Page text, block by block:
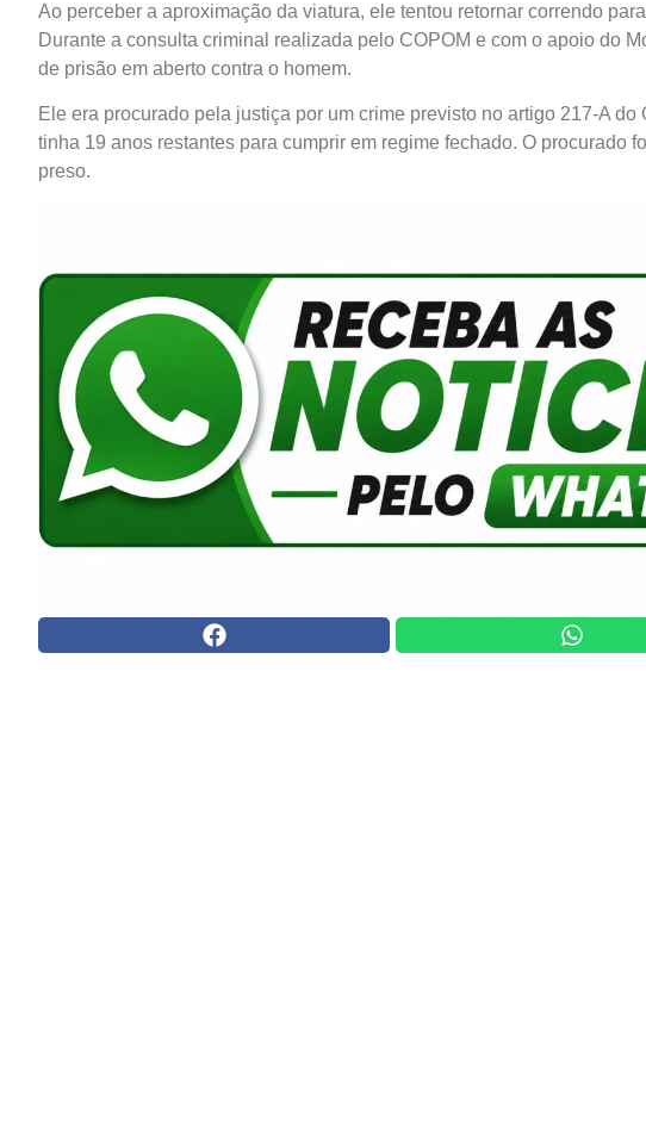
Ao perceber a aproximação da viatura, ele tentou retornar correndo
Durante a consulta criminal realizada pelo COPOM e com o apoio do
de prisão em aberto contra o homem.
Ele era procurado pela justiça por um crime previsto no artigo 217-A
tinha 19 anos restantes para cumprir em regime fechado. O procurado
preso.